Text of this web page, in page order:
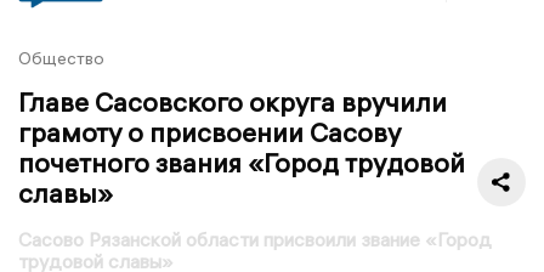
Общество
Главе Сасовского округа вручили
грамоту о присвоении Сасову
почетного звания «Город трудовой
славы»
Сасово Рязанской области присвоили звание «Город
трудовой славы»